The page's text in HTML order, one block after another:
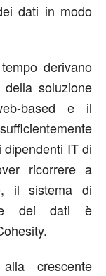
dati in modo
derivano
soluzione
based e il
IT di
ricorrere a
il sistema di
dei dati è
crescente